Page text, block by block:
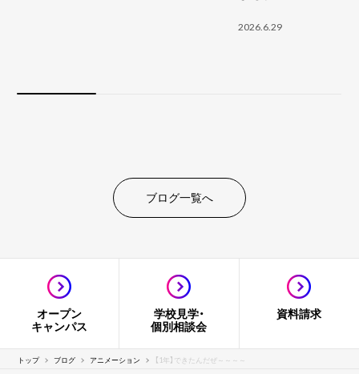
2026.6.29
ブログ一覧へ
オープン
キャンパス
学校見学・
個別相談会
資料請求
トップ ブログ アニメーション 【1年】できたんだぜ～～～～